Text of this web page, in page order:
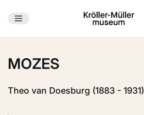
Ga naar hoofdinhoud
MOZES
Theo van Doesburg (1883 - 1931)